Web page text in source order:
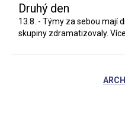
Druhý den
13.8. - Týmy za sebou mají
skupiny zdramatizovaly.